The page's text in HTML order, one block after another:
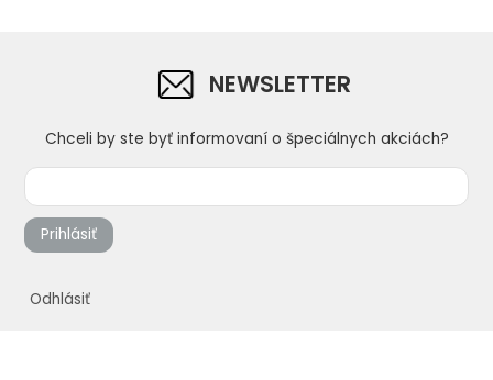
NEWSLETTER
Chceli by ste byť informovaní o špeciálnych akciách?
Prihlásiť
Odhlásiť